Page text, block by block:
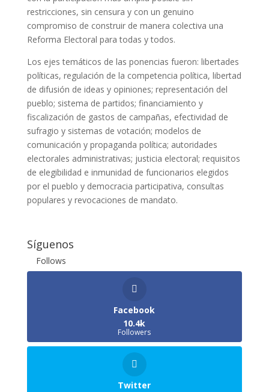
restricciones, sin censura y con un genuino
compromiso de construir de manera colectiva una
Reforma Electoral para todas y todos.
Los ejes temáticos de las ponencias fueron: libertades
políticas, regulación de la competencia política, libertad
de difusión de ideas y opiniones; representación del
pueblo; sistema de partidos; financiamiento y
fiscalización de gastos de campañas, efectividad de
sufragio y sistemas de votación; modelos de
comunicación y propaganda política; autoridades
electorales administrativas; justicia electoral; requisitos
de elegibilidad e inmunidad de funcionarios elegidos
por el pueblo y democracia participativa, consultas
populares y revocaciones de mandato.
Síguenos
Follows
Facebook
10.4k
Followers
Twitter